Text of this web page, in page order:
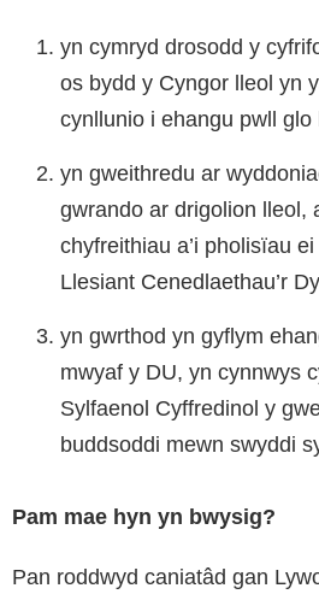
yn cymryd drosodd y
os bydd y Cyngor lleol yn
cynllunio i ehangu pwll glo
yn gweithredu ar
gwrando ar drigolion lleol,
chyfreithiau a’i pholisïau
Llesiant Cenedlaethau’r
yn gwrthod yn gyflym
mwyaf y DU, yn cynnwys
Sylfaenol Cyffredinol y
buddsoddi mewn swyddi
Pam mae hyn yn bwysig?
Pan roddwyd caniatâd gan